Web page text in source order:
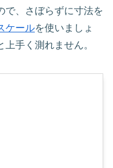
で、さぼらずに寸法を
ケールを使いましょ
手く測れません。